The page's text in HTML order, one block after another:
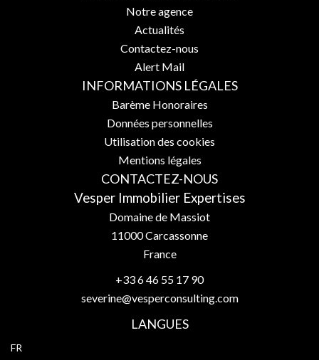
Notre agence
Actualités
Contactez-nous
Alert Mail
INFORMATIONS LÉGALES
Barème Honoraires
Données personnelles
Utilisation des cookies
Mentions légales
CONTACTEZ-NOUS
Vesper Immobilier Expertises
Domaine de Massiot
11000Carcassonne
France
+33 6 46 55 17 90
severine@vesperconsulting.com
LANGUES
FR